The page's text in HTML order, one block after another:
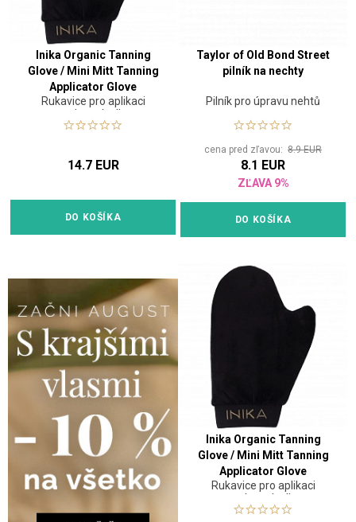
Inika Organic Tanning
Glove / Mini Mitt Tanning
Applicator Glove
Rukavice pro aplikaci
opalovací mlhy
14.7 EUR
DO KOŠÍKA
Taylor of Old Bond Street
pilník na nechty
Pilník pro úpravu nehtů
cena pred zľavou: 8.9 EUR
8.1 EUR
ZĽAVA 9%
DO KOŠÍKA
Inika Organic Tanning
Glove / Mini Mitt Tanning
Applicator Glove
Rukavice pro aplikaci
opalovací mlhy